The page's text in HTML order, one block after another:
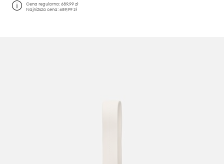
Cena regularna:689,99 zł
Najniższa cena:689,99 zł